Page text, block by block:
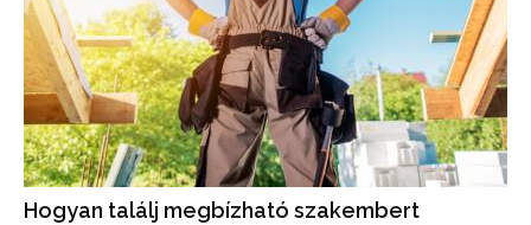
Hogyan találj megbízható szakembert